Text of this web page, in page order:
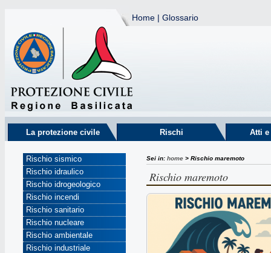
Home | Glossario
La protezione civile Rischi Atti
Rischio sismico
Rischio idraulico
Rischio idrogeologico
Rischio incendi
Rischio sanitario
Rischio nucleare
Rischio ambientale
Rischio industriale
Sei in: home > Rischio maremoto
Rischio maremoto